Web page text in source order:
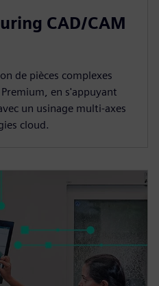
CAD/CAM
de pièces complexes
en s'appuyant
un usinage multi-axes
cloud.